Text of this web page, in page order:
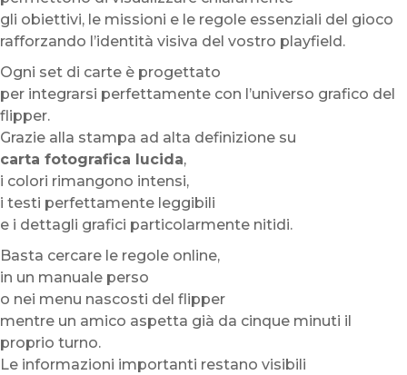
gli obiettivi, le missioni e le regole essenziali del gioco
rafforzando l’identità visiva del vostro playfield.
Ogni set di carte è progettato
per integrarsi perfettamente con l’universo grafico del
flipper.
Grazie alla stampa ad alta definizione su
carta fotografica lucida,
i colori rimangono intensi,
i testi perfettamente leggibili
e i dettagli grafici particolarmente nitidi.
Basta cercare le regole online,
in un manuale perso
o nei menu nascosti del flipper
mentre un amico aspetta già da cinque minuti il
proprio turno.
Le informazioni importanti restano visibili